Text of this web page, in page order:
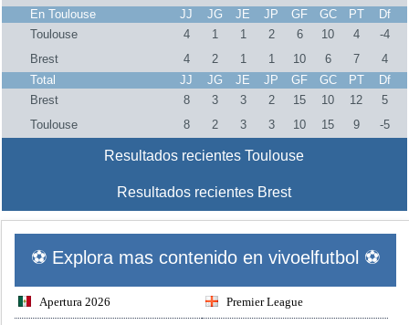
En Toulouse
JJ JG JE JP GF GC PT
Df
Toulouse
4 1 1 2 6 10 4
-4
Brest
4 2 1 1 10 6 7
4
Total
JJ JG JE JP GF GC PT
Df
Brest
8 3 3 2 15 10 12
5
Toulouse
8 2 3 3 10 15 9 -5
Resultados recientes Toulouse
Resultados recientes Brest
⚽ Explora mas contenido en vivoelfutbol ⚽
Apertura 2026 Premier League